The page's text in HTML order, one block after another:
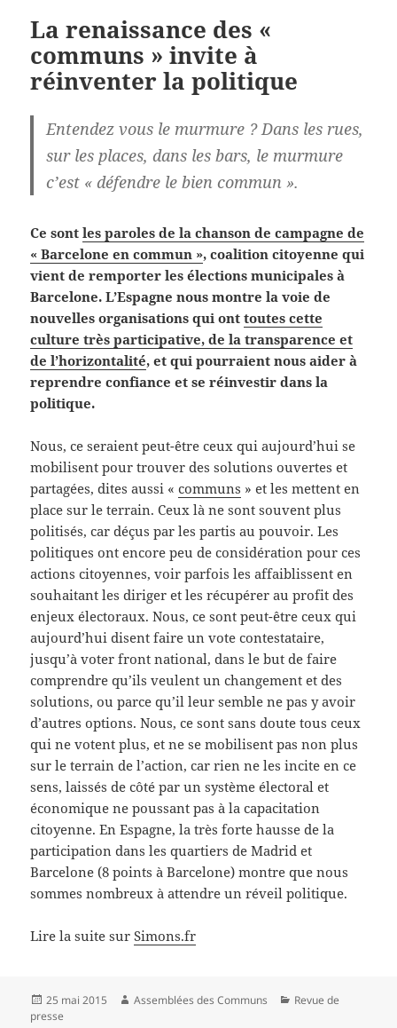
La renaissance des «
communs » invite à
réinventer la politique
Entendez vous le murmure ? Dans les rues,
sur les places, dans les bars, le murmure
c’est « défendre le bien commun ».
Ce sontles paroles de la chanson de campagne de
« Barcelone en commun », coalition citoyenne qui
vient de remporter les élections municipales à
Barcelone. L’Espagne nous montre la voie de
nouvelles organisations qui onttoutes cette
culture très participative, de la transparence et
de l’horizontalité, et qui pourraient nous aider à
reprendre confiance et se réinvestir dans la
politique.
Nous, ce seraient peut-être ceux qui aujourd’hui se
mobilisent pour trouver des solutions ouvertes et
partagées, dites aussi «communs » et les mettent en
place sur le terrain. Ceux là ne sont souvent plus
politisés, car déçus par les partis au pouvoir. Les
politiques ont encore peu de considération pour ces
actions citoyennes, voir parfois les affaiblissent en
souhaitant les diriger et les récupérer au profit des
enjeux électoraux. Nous, ce sont peut-être ceux qui
aujourd’hui disent faire un vote contestataire,
jusqu’à voter front national, dans le but de faire
comprendre qu’ils veulent un changement et des
solutions, ou parce qu’il leur semble ne pas y avoir
d’autres options. Nous, ce sont sans doute tous ceux
qui ne votent plus, et ne se mobilisent pas non plus
sur le terrain de l’action, car rien ne les incite en ce
sens, laissés de côté par un système électoral et
économique ne poussant pas à la capacitation
citoyenne. En Espagne, la très forte hausse de la
participation dans les quartiers de Madrid et
Barcelone (8 points à Barcelone) montre que nous
sommes nombreux à attendre un réveil politique.
Lire la suite surSimons.fr
Publié
le
25 mai 2015 Auteur
Assemblées des Communs Catégories
Revue de
presse